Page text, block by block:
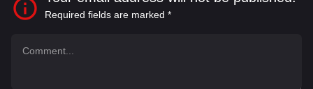
Required fields are marked *